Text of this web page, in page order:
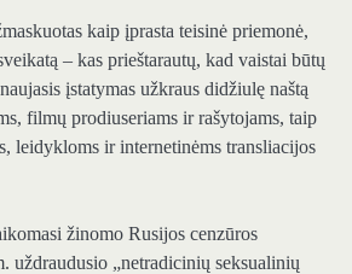
kaip įprasta teisinė priemonė,
– kas prieštarautų, kad vaistai būtų
įstatymas užkraus didžiulę naštą
filmų prodiuseriams ir rašytojams, taip
leidykloms ir internetinėms transliacijos
žinomo Rusijos cenzūros
uždraudusio „netradicinių seksualinių